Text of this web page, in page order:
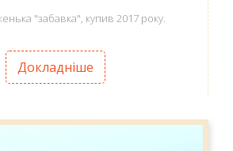
"забавка", купив 2017 року.
Докладніше